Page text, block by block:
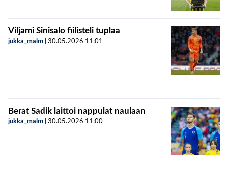
Viljami Sinisalo fiilisteli tuplaa
jukka_malm 30.05.2026 11:01
Berat Sadik laittoi nappulat naulaan
jukka_malm 30.05.2026 11:00